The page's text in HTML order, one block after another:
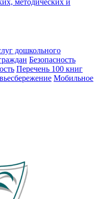
дошкольного
Безопасность
Перечень 100 книг
Мобильное